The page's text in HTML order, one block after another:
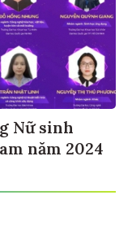
Nữ sinh
năm 2024